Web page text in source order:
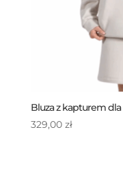
Bluza z kapturem
329,00 zł